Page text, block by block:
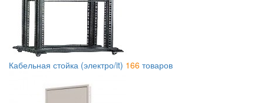
Кабельная стойка (электро/it) 166 товаров